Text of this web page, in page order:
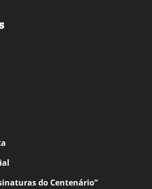
do Centenário”